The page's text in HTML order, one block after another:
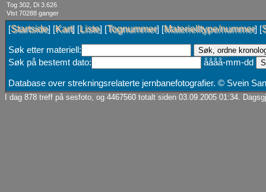
Tog 302, Di 3.626
Vist 70288 ganger
[Startside] [Kart] [Liste] [Tognummer] [Materielltype/nummer] [
Søk etter materiell:
Søk på bestemt dato:
åååå-mm-dd
Database over strekningsrelaterte jernbanefotografier. © Svein
I dag 878 treff på sesfoto, og 4467560 totalt siden 03.09.2005 01:34.